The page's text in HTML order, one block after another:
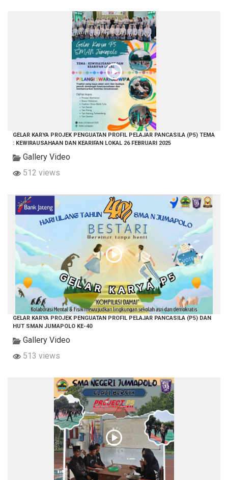
GELAR KARYA PROJEK PENGUATAN PROFIL PELAJAR PANCASILA (P5) TEMA
: KEWIRAUSAHAAN DAN KEARIFAN LOKAL 26 FEBRUARI 2025
Gallery Video
512 views
GELAR KARYA PROJEK PENGUATAN PROFIL PELAJAR PANCASILA (P5) DAN
HUT SMAN JUMAPOLO KE-40
Gallery Video
513 views